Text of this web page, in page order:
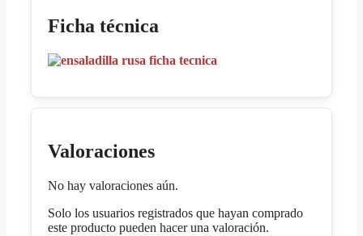
Ficha técnica
Valoraciones
No hay valoraciones aún.
Solo los usuarios registrados que hayan comprado
este producto pueden hacer una valoración.